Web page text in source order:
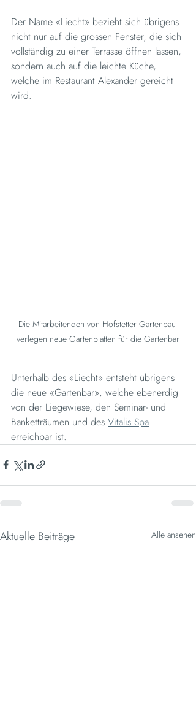
Der Name «Liecht» bezieht sich übrigens
nicht nur auf die grossen Fenster, die sich
vollständig zu einer Terrasse öffnen lassen,
sondern auch auf die leichte Küche,
welche im Restaurant Alexander gereicht
wird.
Die Mitarbeitenden von Hofstetter Gartenbau
verlegen neue Gartenplatten für die Gartenbar
Unterhalb des «Liecht» entsteht übrigens
die neue «Gartenbar», welche ebenerdig
von der Liegewiese, den Seminar- und
Banketträumen und des Vitalis Spa
erreichbar ist.
Aktuelle Beiträge Alle ansehen